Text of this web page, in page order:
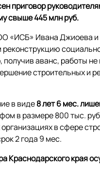
приговор
свыше 445 млн руб.
«ИСБ» Ивана Джиоева
реконструкцию
аванс, работы
строительных и
в виде8 лет 6 мес.
в размере 800 тыс.
в сфере
2 года 9 мес.
Краснодарского края